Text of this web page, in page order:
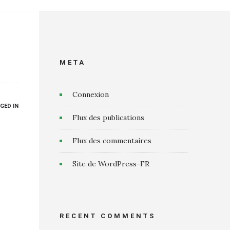
IN
META
Connexion
Flux des publications
Flux des commentaires
Site de WordPress-FR
RECENT COMMENTS